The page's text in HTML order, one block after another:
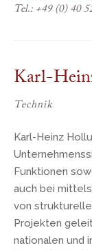
Tel.: +49 (0) 40
Karl-
Technik
Karl-Heinz
Funktionen
auch bei
von
Projekten
nationalen und